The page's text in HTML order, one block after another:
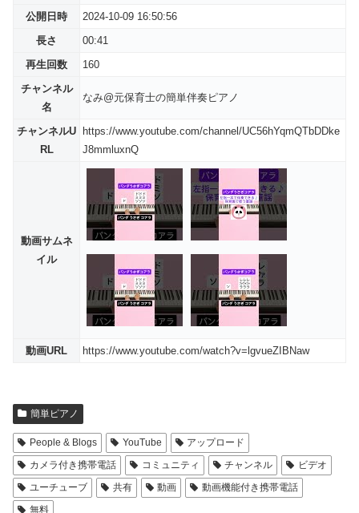
公開日時
2024-10-09 16:50:56
長さ
00:41
再生回数
160
チャンネル
名
なみ@元保育士の簡単伴奏ピアノ
チャンネルU
RL
https://www.youtube.com/channel/UC56hYqmQTbDDke
J8mmluxnQ
動画サムネ
イル
動画URL https://www.youtube.com/watch?v=lgvueZIBNaw
簡単ピアノ
People & Blogs YouTube
アップロード
カメラ付き携帯電話
コミュニティ チャンネル
ビデオ
ユーチューブ
共有 動画
動画機能付き携帯電話
無料